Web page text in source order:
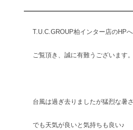
T.U.C.GROUP柏インター店のHPへ
ご覧頂き、誠に有難うございます。
台風は過ぎ去りましたが猛烈な暑
でも天気が良いと気持ちも良い♪